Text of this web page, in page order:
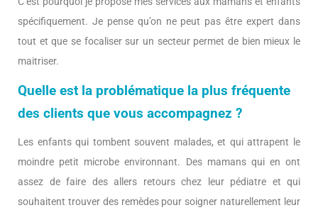
spécifiquement. Je pense qu’on ne peut pas être expert dans
tout et que se focaliser sur un secteur permet de bien mieux le
maitriser.
Quelle est la problématique la plus fréquente
des clients que vous accompagnez ?
Les enfants qui tombent souvent malades, et qui attrapent le
moindre petit microbe environnant. Des mamans qui en ont
assez de faire des allers retours chez leur pédiatre et qui
souhaitent trouver des remèdes pour soigner naturellement leur